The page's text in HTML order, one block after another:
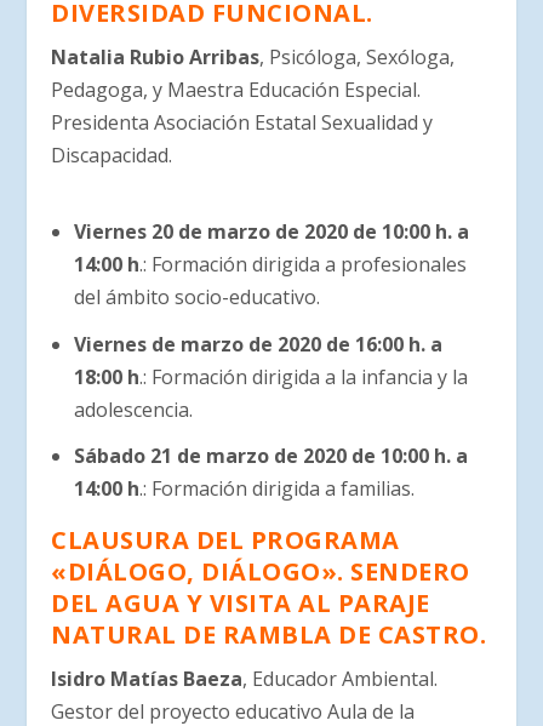
DIVERSIDAD FUNCIONAL.
Natalia Rubio Arribas, Psicóloga, Sexóloga,
Pedagoga, y Maestra Educación Especial.
Presidenta Asociación Estatal Sexualidad y
Discapacidad.
Viernes 20 de marzo de 2020 de 10:00 h. a
14:00 h.: Formación dirigida a profesionales
del ámbito socio-educativo.
Viernes de marzo de 2020 de 16:00 h. a
18:00 h.: Formación dirigida a la infancia y la
adolescencia.
Sábado 21 de marzo de 2020 de 10:00 h. a
14:00 h.: Formación dirigida a familias.
CLAUSURA DEL PROGRAMA
«DIÁLOGO, DIÁLOGO». SENDERO
DEL AGUA Y VISITA AL PARAJE
NATURAL DE RAMBLA DE CASTRO.
Isidro Matías Baeza, Educador Ambiental.
Gestor del proyecto educativo Aula de la